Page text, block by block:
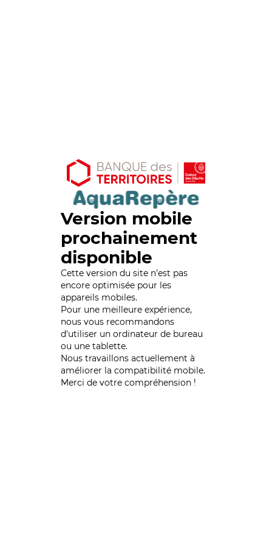
Version mobile
prochainement
disponible
Cette version du site n’est pas
encore optimisée pour les
appareils mobiles.
Pour une meilleure expérience,
nous vous recommandons
d'utiliser un ordinateur de bureau
ou une tablette.
Nous travaillons actuellement à
améliorer la compatibilité mobile.
Merci de votre compréhension !